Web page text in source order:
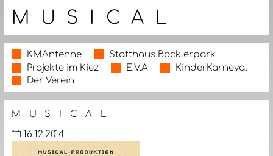
M U S I C A L
KMAntenne
Statthaus Böcklerpark
Projekte im Kiez
E.V.A
KinderKarneval
Der Verein
M U S I C A L
16.12.2014